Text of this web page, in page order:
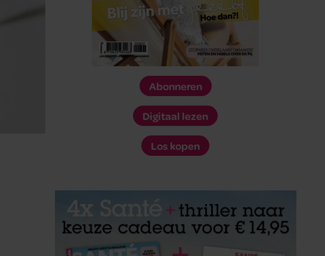
Abonneren
Digitaal lezen
Los kopen